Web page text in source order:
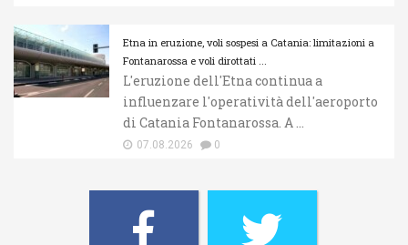
Etna in eruzione, voli sospesi a Catania: limitazioni a
Fontanarossa e voli dirottati ...
L'eruzione dell'Etna continua a
influenzare l'operatività dell'aeroporto
di Catania Fontanarossa. A ...
07.08.2026 0